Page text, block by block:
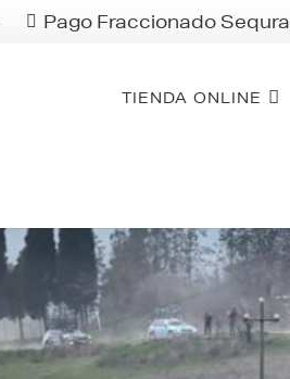
Pago Fraccionado Sequra
TIENDA ONLINE